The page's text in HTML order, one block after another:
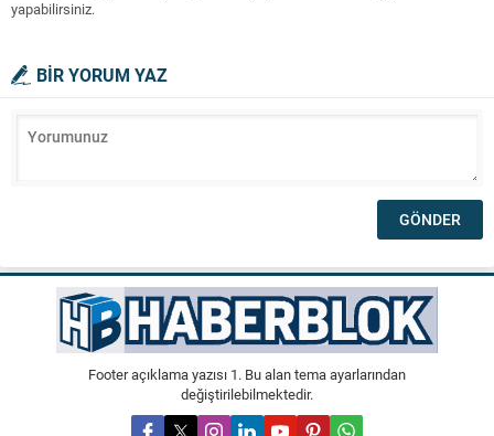
yapabilirsiniz.
BİR YORUM YAZ
Footer açıklama yazısı 1. Bu alan tema ayarlarından
değiştirilebilmektedir.